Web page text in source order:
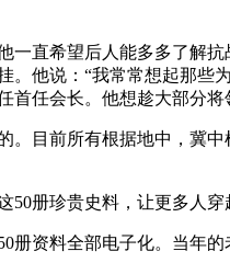
一直希望后人能多多了解
。他说：“我常常想起那些
首任会长。他想趁大部分
。目前所有根据地中，冀
50册珍贵史料，让更多人
册资料全部电子化。当年的